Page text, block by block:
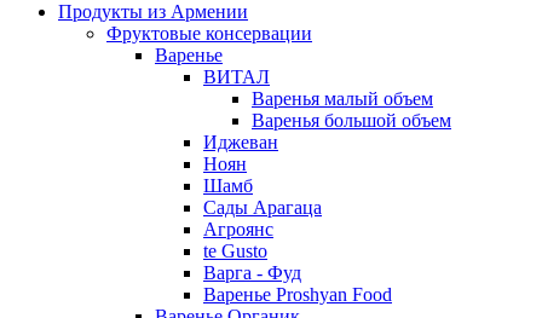
Продукты из Армении
Фруктовые консервации
Варенье
ВИТАЛ
Варенья малый объем
Варенья большой объем
Иджеван
Ноян
Шамб
Сады Арагаца
Агроянс
te Gusto
Варга - Фуд
Варенье Proshyan Food